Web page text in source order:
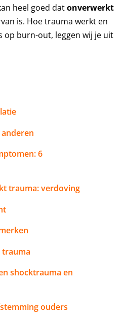
heel goed datonverwerkt
is. Hoe trauma werkt en
op burn-out, leggen wij je uit
6
trauma: verdoving
trauma
shocktrauma en
ouders